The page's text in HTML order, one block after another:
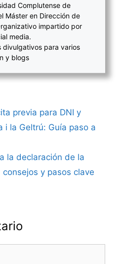
Complutense de
Máster en Dirección de
impartido por
media.
divulgativos para varios
y blogs
previa para DNI y
i la Geltrú: Guía paso a
la declaración de la
y pasos clave